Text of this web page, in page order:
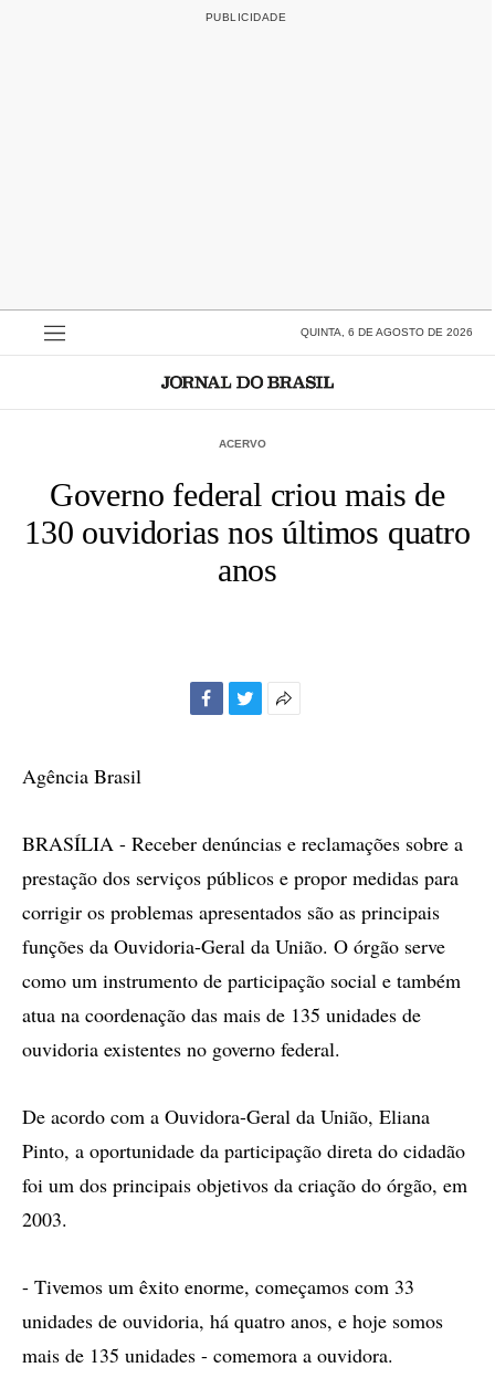
QUINTA, 6 DE AGOSTO DE 2026
ACERVO
Governo federal criou mais de
130 ouvidorias nos últimos quatro
anos
Agência Brasil
BRASÍLIA - Receber denúncias e reclamações sobre a
prestação dos serviços públicos e propor medidas para
corrigir os problemas apresentados são as principais
funções da Ouvidoria-Geral da União. O órgão serve
como um instrumento de participação social e também
atua na coordenação das mais de 135 unidades de
ouvidoria existentes no governo federal.
De acordo com a Ouvidora-Geral da União, Eliana
Pinto, a oportunidade da participação direta do cidadão
foi um dos principais objetivos da criação do órgão, em
2003.
- Tivemos um êxito enorme, começamos com 33
unidades de ouvidoria, há quatro anos, e hoje somos
mais de 135 unidades - comemora a ouvidora.